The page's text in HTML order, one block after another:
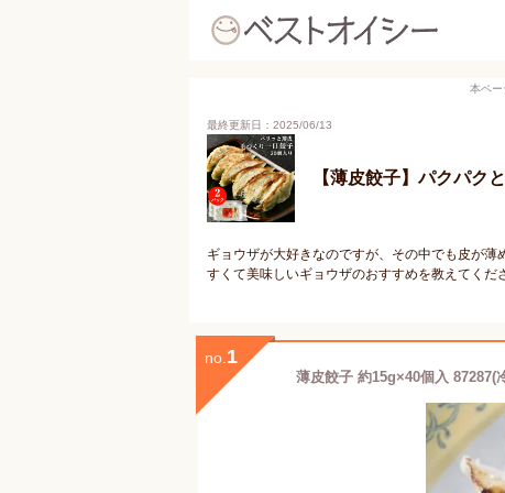
本ペー
最終更新日：2025/06/13
【薄皮餃子】パクパク
ギョウザが大好きなのですが、その中でも皮が
すくて美味しいギョウザのおすすめを教えてくだ
no. 1
薄皮餃子 約15g×40個入 87287(